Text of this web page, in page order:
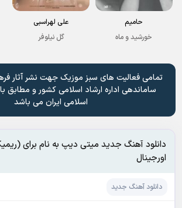
حامیم
خورشید و ماه
علی لهراسبی
گل نیلوفر
تمامی فعالیت های سبز موزیک جهت نشر آثار
ساماندهی اداره ارشاد اسلامی کشور و مطابق
اسلامی ایران می باشد
دانلود آهنگ جدید میتی دیپ به نام برای
اورجینال
دانلود آهنگ جدید